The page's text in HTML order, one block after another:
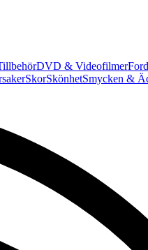
DVD & Videofilmer
SkorSkönhetSmycken &